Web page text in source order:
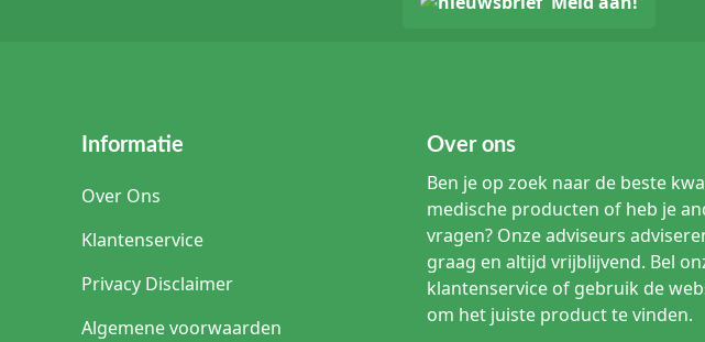
Informatie
Over Ons
Klantenservice
Privacy Disclaimer
Algemene voorwaarden
Over ons
Ben je op zoek naar de beste
medische producten of heb je
vragen? Onze adviseurs
graag en altijd vrijblijvend. Bel
klantenservice of gebruik de
om het juiste product te vinden.